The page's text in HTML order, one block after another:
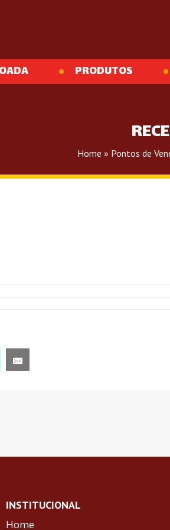
PRODUTOS
Home » Pontos de
INSTITUCIONAL
Home